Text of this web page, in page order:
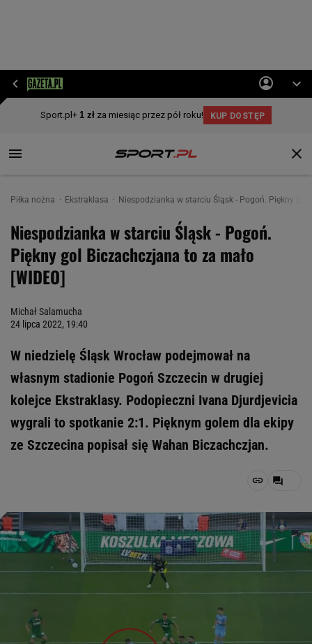
Piłka nożna Ekstraklasa Niespodzianka w starciu Śląsk - Pogoń. Piękny gol
Niespodzianka w starciu Śląsk - Pogoń.
Piękny gol Biczachczjana to za mało
[WIDEO]
Michał Salamucha
24 lipca 2022, 19:40
W niedzielę Śląsk Wrocław podejmował na
własnym stadionie Pogoń Szczecin w drugiej
kolejce Ekstraklasy. Podopieczni Ivana Djurdjevicia
wygrali to spotkanie 2:1. Pięknym golem dla ekipy
ze Szczecina popisał się Wahan Biczachczjan.